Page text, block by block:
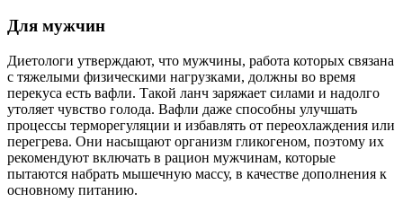
Для мужчин
Диетологи утверждают, что мужчины, работа которых связана
с тяжелыми физическими нагрузками, должны во время
перекуса есть вафли. Такой ланч заряжает силами и надолго
утоляет чувство голода. Вафли даже способны улучшать
процессы терморегуляции и избавлять от переохлаждения или
перегрева. Они насыщают организм гликогеном, поэтому их
рекомендуют включать в рацион мужчинам, которые
пытаются набрать мышечную массу, в качестве дополнения к
основному питанию.